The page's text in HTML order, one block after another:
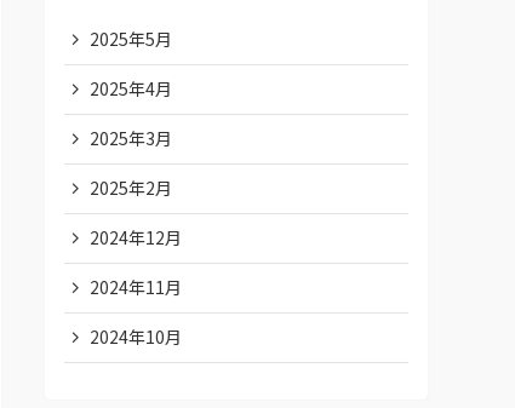
2025年5月
2025年4月
2025年3月
2025年2月
2024年12月
2024年11月
2024年10月